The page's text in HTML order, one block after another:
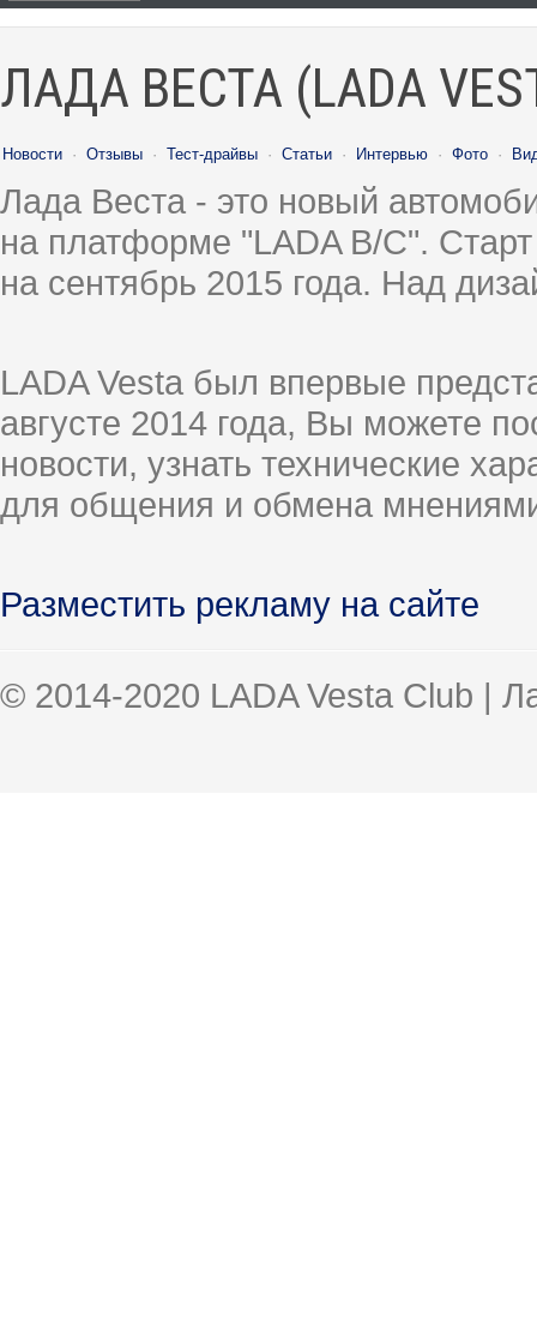
ЛАДА ВЕСТА (LADA
Новости · Отзывы · Тест-драйвы · Статьи · Интервью · Фото ·
Лада Веста - это новый
на платформе "LADA B/C".
на сентябрь 2015 года. Над
LADA Vesta был впервые
августе 2014 года, Вы можете
новости, узнать технические
для общения и обмена
Разместить рекламу на сайте
© 2014-2020 LADA Vesta Club |